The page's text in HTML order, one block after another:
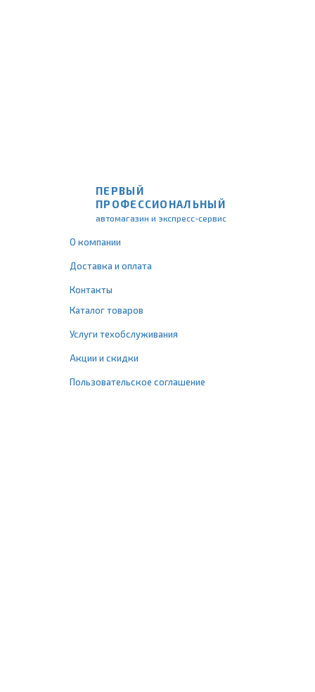
ПЕРВЫЙ
ПРОФЕССИОНАЛЬНЫЙ
автомагазин и экспресс-сервис
О компании
Доставка и оплата
Контакты
Каталог товаров
Услуги техобслуживания
Акции и скидки
Пользовательское соглашение